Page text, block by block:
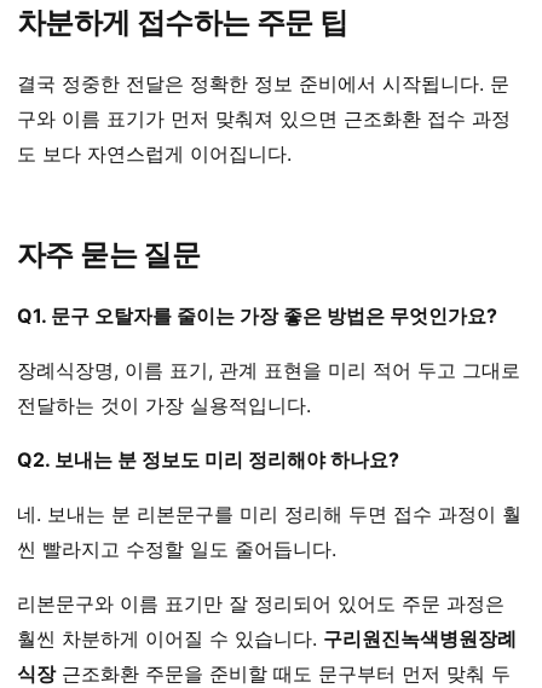
차분하게 접수하는 주문 팁
결국 정중한 전달은 정확한 정보 준비에서 시작됩니다. 문
구와 이름 표기가 먼저 맞춰져 있으면 근조화환 접수 과정
도 보다 자연스럽게 이어집니다.
자주 묻는 질문
Q1. 문구 오탈자를 줄이는 가장 좋은 방법은 무엇인가요?
장례식장명, 이름 표기, 관계 표현을 미리 적어 두고 그대로
전달하는 것이 가장 실용적입니다.
Q2. 보내는 분 정보도 미리 정리해야 하나요?
네. 보내는 분 리본문구를 미리 정리해 두면 접수 과정이 훨
씬 빨라지고 수정할 일도 줄어듭니다.
리본문구와 이름 표기만 잘 정리되어 있어도 주문 과정은
훨씬 차분하게 이어질 수 있습니다. 구리원진녹색병원장례
식장근조화환 주문을 준비할 때도 문구부터 먼저 맞춰 두